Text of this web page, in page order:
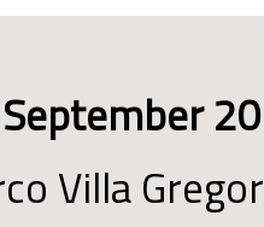
Villa